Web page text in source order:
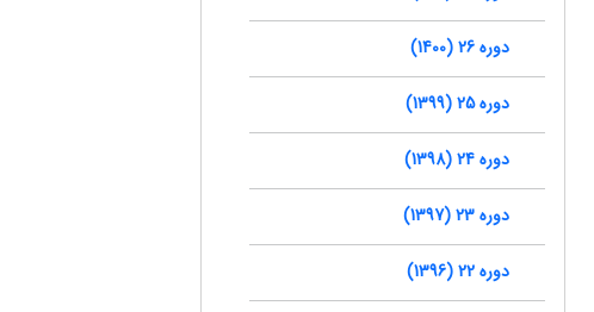
دوره 26 (1400)
دوره 25 (1399)
دوره 24 (1398)
دوره 23 (1397)
دوره 22 (1396)